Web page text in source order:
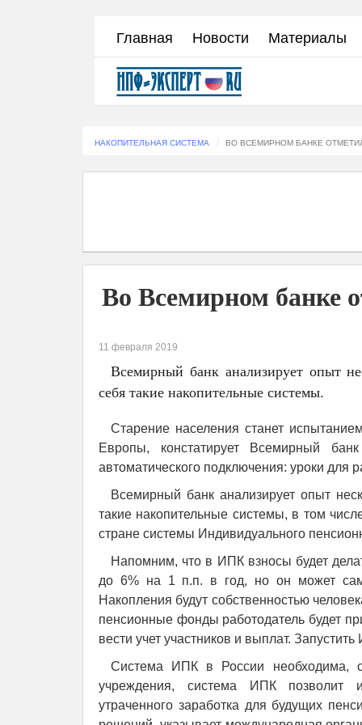
Главная Новости Материалы
НАКОПИТЕЛЬНАЯ СИСТЕМА ВО ВСЕМИРНОМ БАНКЕ
Во Всемирном банке
11 февраля 2019
Всемирный банк анализирует опыт
себя такие накопительные системы.
Старение населения станет
Европы, констатирует Всемирный
автоматического подключения: уроки для
Всемирный банк анализирует опыт
такие накопительные системы, в том
стране системы Индивидуального
Напомним, что в ИПК взносы будет
до 6% на 1 п.п. в год, но он может сам
Накопления будут собственностью
пенсионные фонды работодатель будет
вести учет участников и выплат.
Система ИПК в России необходима,
учреждения, система ИПК позволит
утраченного заработка для будущих